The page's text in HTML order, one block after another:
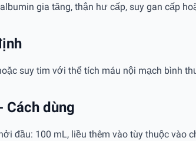
gia tăng, thận hư cấp, suy gan cấp
suy tim với thể tích máu nội mạch bình
Cách dùng
đầu: 100 mL, liều thêm vào tùy thuộc vào